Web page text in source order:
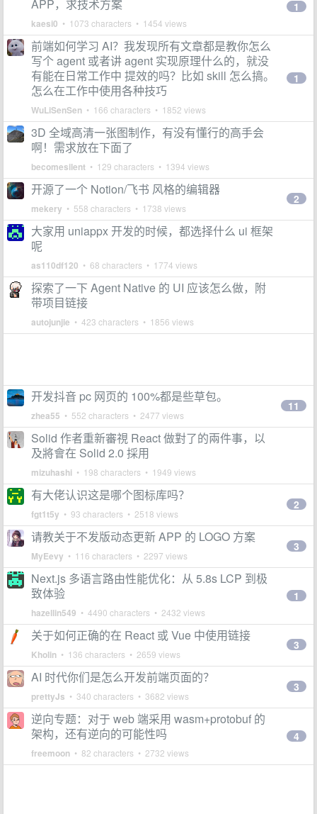
APP，求技术方案
kaesi0 • 1073 characters • 1454 views
1
前端如何学习 AI？我发现所有文章都是教你怎么
写个 agent 或者讲 agent 实现原理什么的，就没
有能在日常工作中 提效的吗？比如 skill 怎么搞。
怎么在工作中使用各种技巧
WuLiSenSen • 166 characters • 1852 views
1
3D 全域高清一张图制作，有没有懂行的高手会
啊！需求放在下面了
becomesilent • 129 characters • 1394 views
开源了一个 Notion/飞书 风格的编辑器
mekery • 558 characters • 1738 views
2
大家用 uniappx 开发的时候，都选择什么 ui 框架
呢
as110df120 • 68 characters • 1774 views
探索了一下 Agent Native 的 UI 应该怎么做，附
带项目链接
autojunjie • 423 characters • 1856 views
开发抖音 pc 网页的 100%都是些草包。
zhea55 • 552 characters • 2477 views
11
Solid 作者重新審視 React 做對了的兩件事，以
及將會在 Solid 2.0 採用
mizuhashi • 198 characters • 1949 views
有大佬认识这是哪个图标库吗？
fgt1t5y • 93 characters • 2518 views
2
请教关于不发版动态更新 APP 的 LOGO 方案
MyEevy • 116 characters • 2297 views
3
Next.js 多语言路由性能优化：从 5.8s LCP 到极
致体验
hazellin549 • 4490 characters • 2432 views
1
关于如何正确的在 React 或 Vue 中使用链接
Kholin • 136 characters • 2659 views
3
AI 时代你们是怎么开发前端页面的？
prettyJs • 340 characters • 3682 views
3
逆向专题：对于 web 端采用 wasm+protobuf 的
架构，还有逆向的可能性吗
freemoon • 82 characters • 2732 views
4